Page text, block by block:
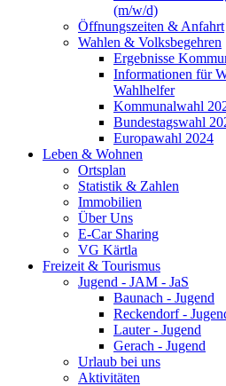
(m/w/d)
Öffnungszeiten & Anfahrt
Wahlen & Volksbegehren
Ergebnisse
Informationen für
Wahlhelfer
Kommunalwahl
Bundestagswahl
Europawahl 2024
Leben & Wohnen
Ortsplan
Statistik & Zahlen
Immobilien
Über Uns
E-Car Sharing
VG Kärtla
Freizeit & Tourismus
Jugend - JAM - JaS
Baunach - Jugend
Reckendorf -
Lauter - Jugend
Gerach - Jugend
Urlaub bei uns
Aktivitäten